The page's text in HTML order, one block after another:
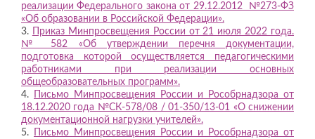
реализации Федерального закона от 29.12.2012 №273-ФЗ
«Об образовании в Российской Федерации».
3.
Приказ Минпросвещения России от 21 июля 2022 года.
№ 582 «Об утверждении перечня документации,
подготовка которой осуществляется педагогическими
работниками при реализации основных
общеобразовательных программ».
4.
Письмо Минпросвещения России и Рособрнадзора от
18.12.2020 года №СК-578/08 / 01-350/13-01 «О снижении
документационной нагрузки учителей».
5.
Письмо Минпросвещения России и Рособрнадзора от